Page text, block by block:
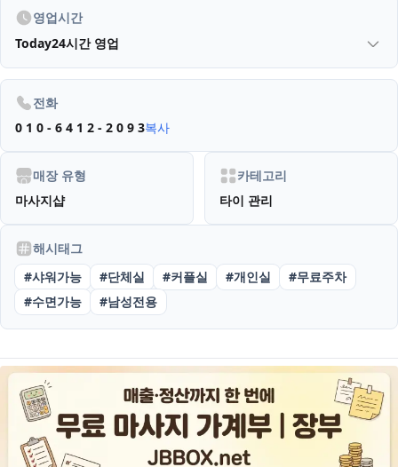
영업시간
Today24시간 영업
전화
0 1 0 - 6 4 1 2 - 2 0 9 3복사
매장 유형
마사지샵
카테고리
타이 관리
해시태그
#샤워가능 #단체실 #커플실 #개인실 #무료주차
#수면가능 #남성전용